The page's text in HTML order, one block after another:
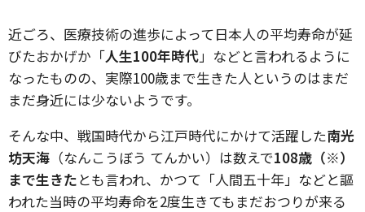
近ごろ、医療技術の進歩によって日本人の平均寿命が延
びたおかげか「人生100年時代」などと言われるように
なったものの、実際100歳まで生きた人というのはまだ
まだ身近には少ないようです。
そんな中、戦国時代から江戸時代にかけて活躍した南光
坊天海 （なんこうぼう てんかい）は数えで108歳（※）
まで生きたとも言われ、かつて「人間五十年」などと謳
われた当時の平均寿命を2度生きてもまだおつりが来る